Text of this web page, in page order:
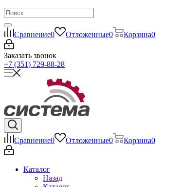
Сравнение0 Отложенные0 Корзина0
Заказать звонок
+7 (351) 729-88-28
Сравнение0 Отложенные0 Корзина0
Каталог
Назад